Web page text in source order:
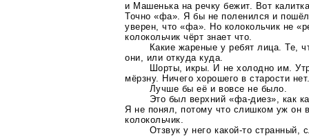
и Машенька на речку бежит. Вот
Точно «фа». Я бы не поленился и
уверен, что «фа». Но колокольчик не
колокольчик чёрт знает что.
Какие жареные у ребят лица. Те,
они, или откуда куда.
Шорты, икры. И не холодно им.
мёрзну. Ничего хорошего в старости
Лучше бы её и вовсе не было.
Это был верхний«фа-диез» , как
Я не понял, потому что слишком уж он
колокольчик.
Отзвук у него какой-то странный,